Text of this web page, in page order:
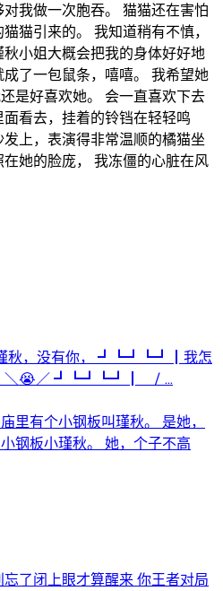
我做一次胞吞。 猫猫还在害怕
猫引来的。 我知道稍有不慎，
小姐大概会把我的身体好好地
了一包鼠条，嘻嘻。 我希望她
是好喜欢她。 会一直喜欢下去
看去，挂着的铃铛在轻轻鸣
上，表演得非常温顺的橘猫坐
她的脸庞， 我冻僵的心脏在风
没有你， ┛┗┛┗┛┃我怎
＼😭／ ┛┗┛┗┛┃ / ...
里有个小钢板叫瑾秋。 是她，
钢板小瑾秋。 她，个子不高
了闭上眼才算醒来 你王者对局